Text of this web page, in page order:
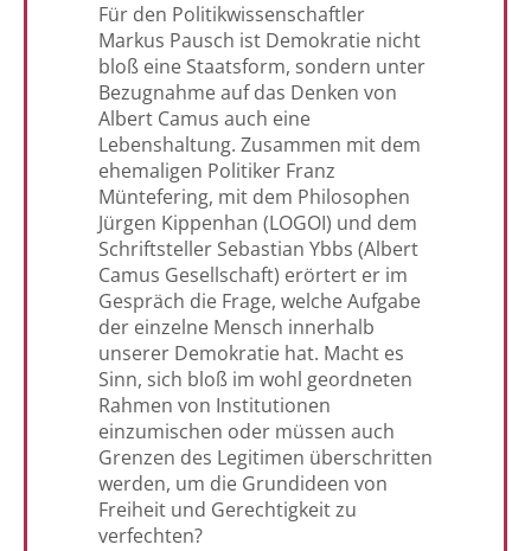
Für den Politikwissenschaftler
Markus Pausch ist Demokratie nicht
bloß eine Staatsform, sondern unter
Bezugnahme auf das Denken von
Albert Camus auch eine
Lebenshaltung. Zusammen mit dem
ehemaligen Politiker Franz
Müntefering, mit dem Philosophen
Jürgen Kippenhan (LOGOI) und dem
Schriftsteller Sebastian Ybbs (Albert
Camus Gesellschaft) erörtert er im
Gespräch die Frage, welche Aufgabe
der einzelne Mensch innerhalb
unserer Demokratie hat. Macht es
Sinn, sich bloß im wohl geordneten
Rahmen von Institutionen
einzumischen oder müssen auch
Grenzen des Legitimen überschritten
werden, um die Grundideen von
Freiheit und Gerechtigkeit zu
verfechten?